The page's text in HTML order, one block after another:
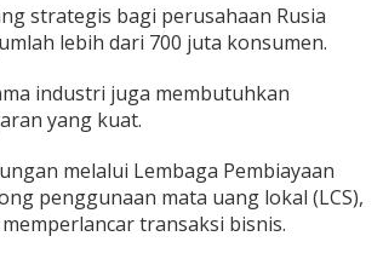
strategis bagi perusahaan Rusia
lebih dari 700 juta konsumen.
industri juga membutuhkan
yang kuat.
melalui Lembaga Pembiayaan
penggunaan mata uang lokal (LCS),
transaksi bisnis.